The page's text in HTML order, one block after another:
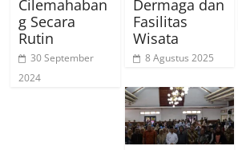
Cilemahaban
g Secara
Rutin
30 September
2024
Dermaga dan
Fasilitas
Wisata
8 Agustus 2025